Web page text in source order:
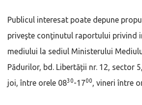
Publicul interesat poate depune
priveşte conţinutul raportului privind
mediului la sediul Ministerului
Pădurilor, bd. Libertății nr. 12, sector
joi, între orele 0830-1700, vineri între